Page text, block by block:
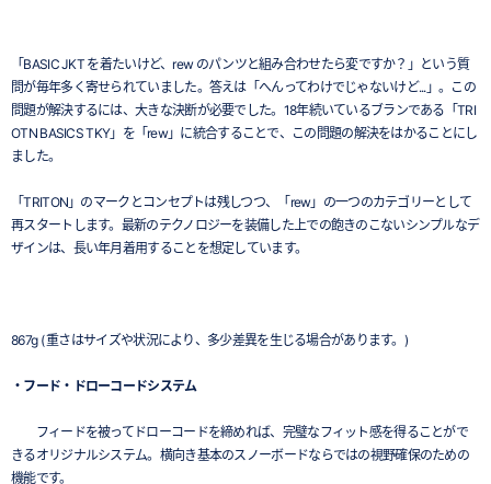
「BASIC JKT を着たいけど、rew のパンツと組み合わせたら変ですか？」という質
問が毎年多く寄せられていました。答えは「へんってわけでじゃないけど...」。この
問題が解決するには、大きな決断が必要でした。18年続いているブランである「TRI
OTN BASICS TKY」を「rew」に統合することで、この問題の解決をはかることにし
ました。
「TRITON」のマークとコンセプトは残しつつ、「rew」の一つのカテゴリーとして
再スタートします。最新のテクノロジーを装備した上での飽きのこないシンプルなデ
ザインは、長い年月着用することを想定しています。
867g ( 重さはサイズや状況により、多少差異を生じる場合があります。)
・フード・ドローコードシステム
フィードを被ってドローコードを締めれば、完璧なフィット感を得ることがで
きるオリジナルシステム。横向き基本のスノーボードならではの視野確保のための
機能です。